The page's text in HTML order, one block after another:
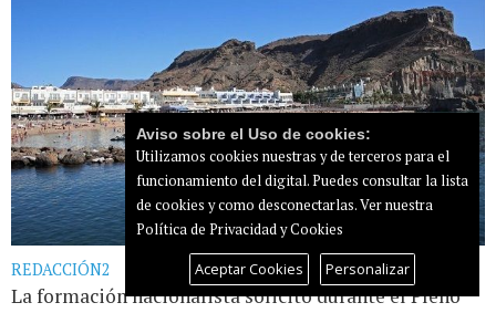
REDACCIÓN2
La formación nacionalista solicitó durante el Pleno
Aviso sobre el Uso de cookies:
Utilizamos cookies nuestras y de terceros para el
funcionamiento del digital. Puedes consultar la lista
de cookies y como desconectarlas.Ver nuestra
Política de Privacidad y Cookies
Aceptar Cookies Personalizar